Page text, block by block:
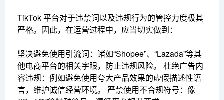
TikTok 平台对于违禁词以及违规行为的管控力度极其
严格。因此，在运营过程中，应当切实做到：
坚决避免使用引流词：诸如“Shopee”、“Lazada”等其
他电商平台的相关字眼，防止违规风险。 杜绝广告内
容违规：例如避免使用夸大产品效果的虚假描述性语
言，维护诚信经营环境。 严禁使用不合规符号：像